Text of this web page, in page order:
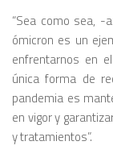
“Sea como sea, -
ómicron es un
enfrentarnos en
única forma de
pandemia es
en vigor y
y tratamientos”.